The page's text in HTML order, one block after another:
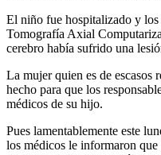
El niño fue hospitalizado y
Tomografía Axial
cerebro había sufrido una
La mujer quien es de escasos
hecho para que los
médicos de su hijo.
Pues lamentablemente este
los médicos le informaron